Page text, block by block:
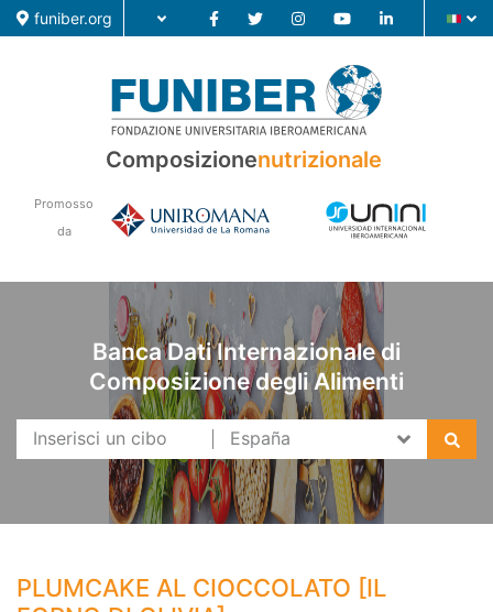
funiber.org
Composizione nutrizionale
Ricerca
Composizionenutrizionale
Promosso
da
Banca Dati Internazionale di
Composizione degli Alimenti
PLUMCAKE AL CIOCCOLATO [IL